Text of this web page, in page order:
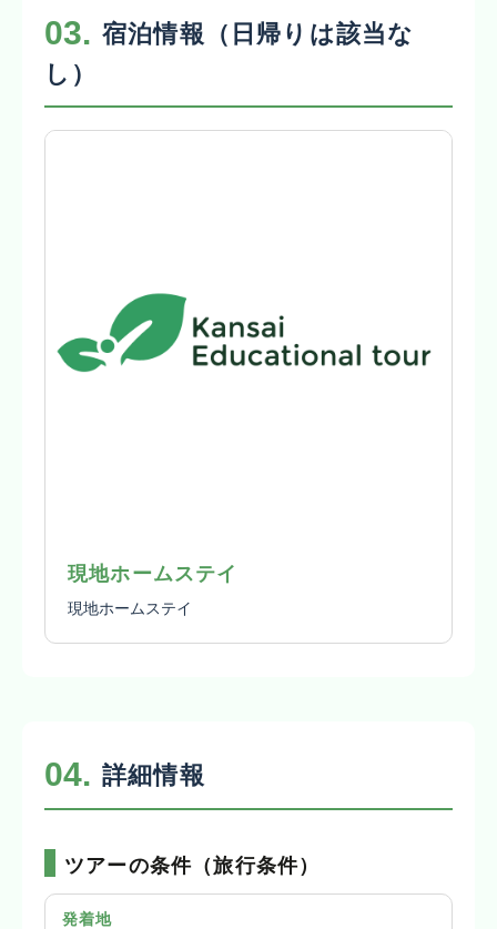
03. 宿泊情報（日帰りは該当な
し）
現地ホームステイ
現地ホームステイ
04. 詳細情報
ツアーの条件（旅行条件）
発着地